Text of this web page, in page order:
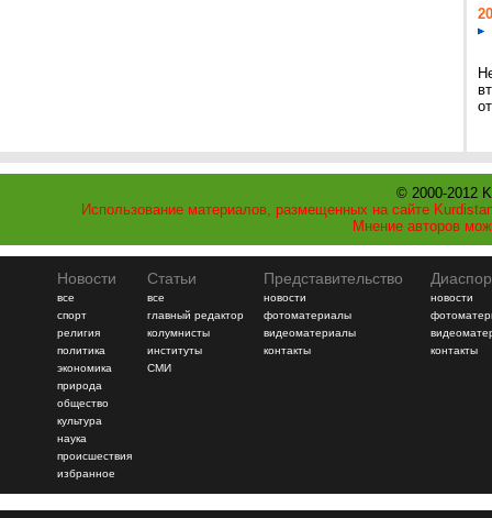
© 2000-2012
Использование материалов, размещенных на сайте
Мнение авторов
Новости
все
спорт
религия
политика
экономика
природа
общество
культура
наука
происшествия
избранное
Статьи
все
главный редактор
колумнисты
институты
СМИ
Представительство
новости
фотоматериалы
видеоматериалы
контакты
новости
контакты